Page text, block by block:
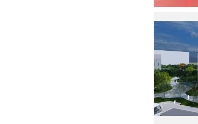
央
究
院）
究
團
影。
（圖
片
來
源：
中
央
研
究
院）
院
南
部
院
區
量
子
科
技
實